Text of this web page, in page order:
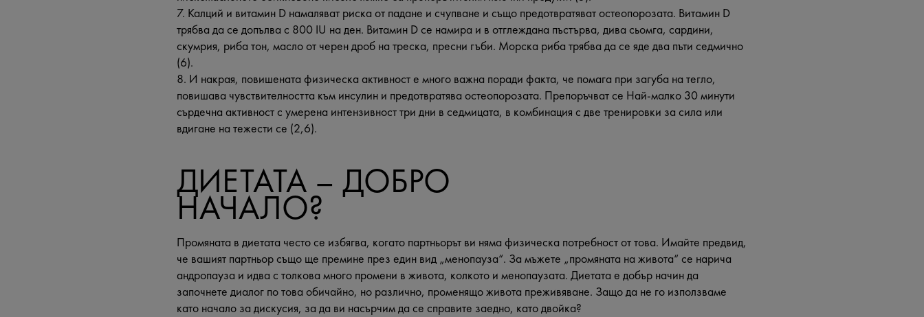
7. Калций и витамин D намаляват риска от падане и счупване и също предотвратяват остеопорозата. Витамин D
трябва да се допълва с 800 IU на ден. Витамин D се намира и в отглеждана пъстърва, дива сьомга, сардини,
скумрия, риба тон, масло от черен дроб на треска, пресни гъби. Морска риба трябва да се яде два пъти седмично
(6).
8. И накрая, повишената физическа активност е много важна поради факта, че помага при загуба на тегло,
повишава чувствителността към инсулин и предотвратява остеопорозата. Препоръчват се Най-малко 30 минути
сърдечна активност с умерена интензивност три дни в седмицата, в комбинация с две тренировки за сила или
вдигане на тежести се (2,6).
ДИЕТАТА – ДОБРО
НАЧАЛО?
Промяната в диетата често се избягва, когато партньорът ви няма физическа потребност от това. Имайте предвид,
че вашият партньор също ще премине през един вид „менопауза“. За мъжете „промяната на живота“ се нарича
андропауза и идва с толкова много промени в живота, колкото и менопаузата. Диетата е добър начин да
започнете диалог по това обичайно, но различно, променящо живота преживяване. Защо да не го използваме
като начало за дискусия, за да ви насърчим да се справите заедно, като двойка?